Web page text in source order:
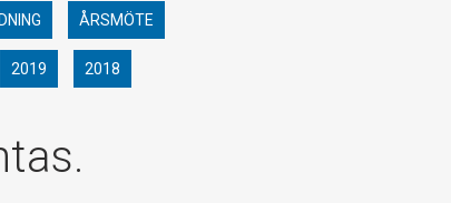
ÅRSMÖTE
2019 2018